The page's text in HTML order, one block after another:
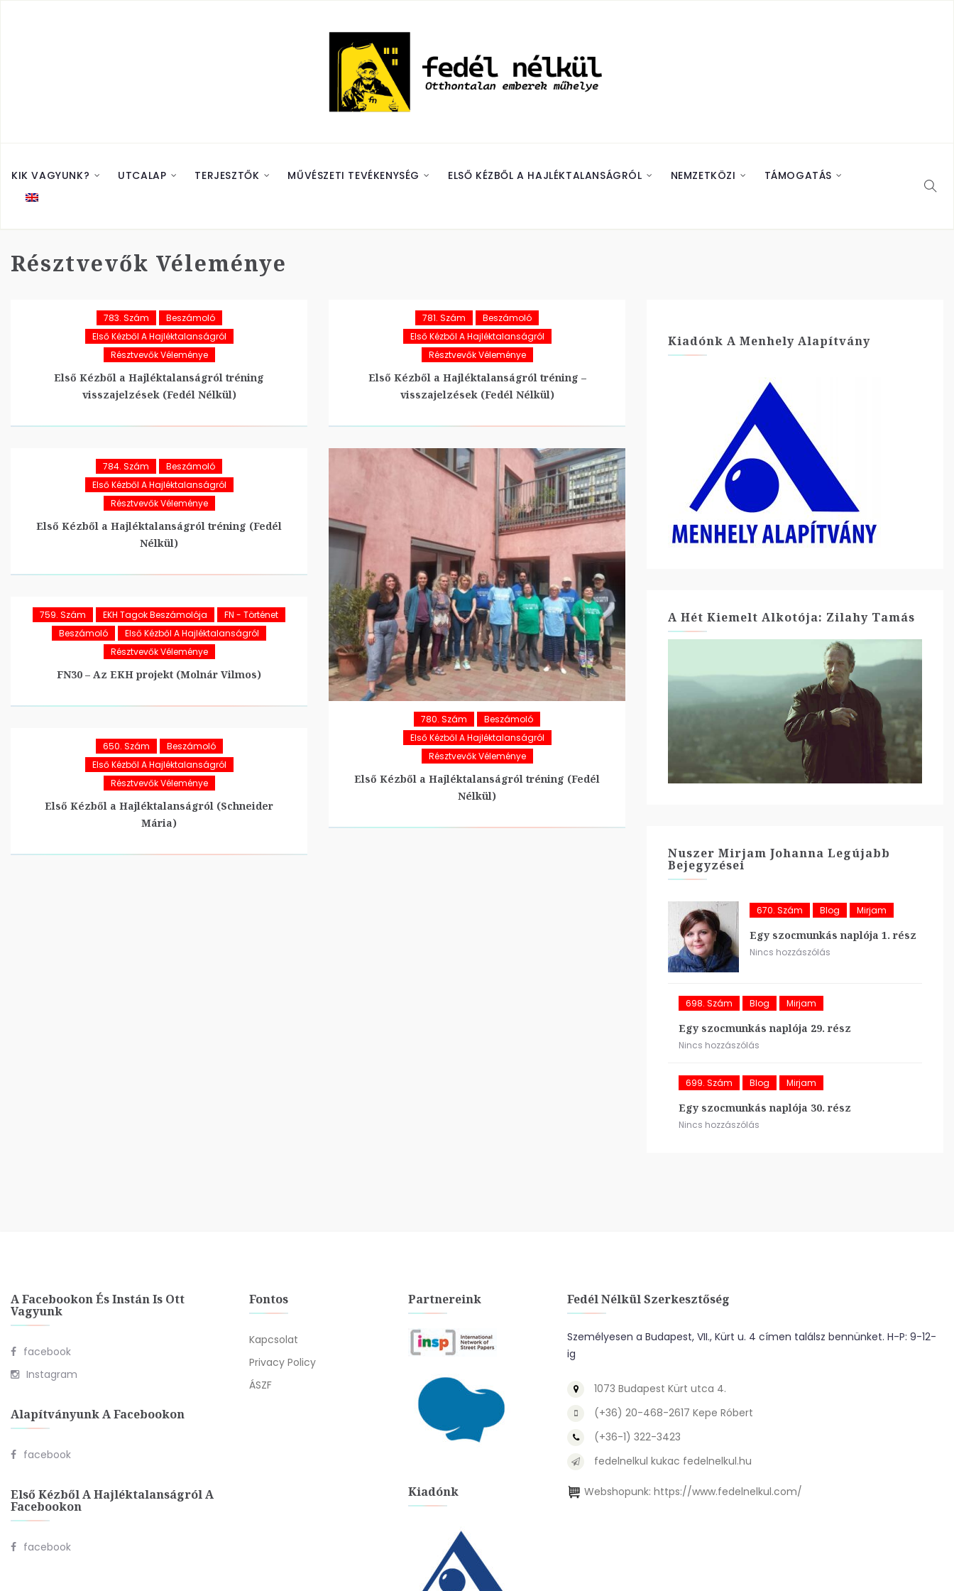
KIK VAGYUNK? UTCALAP TERJESZTŐK MŰVÉSZETI TEVÉKENYSÉG ELSŐ KÉZBŐL A HAJLÉKTALANSÁGRÓL NEMZETKÖZI TÁMOGATÁS
Résztvevők Véleménye
783. Szám
Beszámoló
Első Kézből A Hajléktalanságról
Résztvevők Véleménye
Első Kézből a Hajléktalanságról tréning
visszajelzések (Fedél Nélkül)
781. Szám
Beszámoló
Első Kézből A Hajléktalanságról
Résztvevők Véleménye
Első Kézből a Hajléktalanságról tréning –
visszajelzések (Fedél Nélkül)
784. Szám
Beszámoló
Első Kézből A Hajléktalanságról
Résztvevők Véleménye
Első Kézből a Hajléktalanságról tréning (Fedél
Nélkül)
780. Szám
Beszámoló
Első Kézből A Hajléktalanságról
Résztvevők Véleménye
Első Kézből a Hajléktalanságról tréning (Fedél
Nélkül)
759. Szám EKH Tagok Beszámolója
FN - Történet
Beszámoló
Első Kézből A Hajléktalanságról
Résztvevők Véleménye
FN30 – Az EKH projekt (Molnár Vilmos)
650. Szám
Beszámoló
Első Kézből A Hajléktalanságról
Résztvevők Véleménye
Első Kézből a Hajléktalanságról (Schneider
Mária)
Kiadónk A Menhely Alapítvány
A Hét Kiemelt Alkotója: Zilahy Tamás
Nuszer Mirjam Johanna Legújabb
Bejegyzései
670. Szám Blog Mirjam
Egy szocmunkás naplója 1. rész
Nincs hozzászólás
698. Szám Blog Mirjam
Egy szocmunkás naplója 29. rész
Nincs hozzászólás
699. Szám Blog Mirjam
Egy szocmunkás naplója 30. rész
Nincs hozzászólás
A Facebookon És Instán Is Ott
Vagyunk
facebook
Instagram
Alapítványunk A Facebookon
facebook
Első Kézből A Hajléktalanságról A
Facebookon
facebook
Fontos
Kapcsolat
Privacy Policy
ÁSZF
Partnereink
Kiadónk
Fedél Nélkül Szerkesztőség
Személyesen a Budapest, VII., Kürt u. 4 címen találsz bennünket. H-P: 9-12-
ig
1073 Budapest Kürt utca 4.
(+36) 20-468-2617 Kepe Róbert
(+36-1) 322-3423
fedelnelkul kukac fedelnelkul.hu
Webshopunk: https://www.fedelnelkul.com/